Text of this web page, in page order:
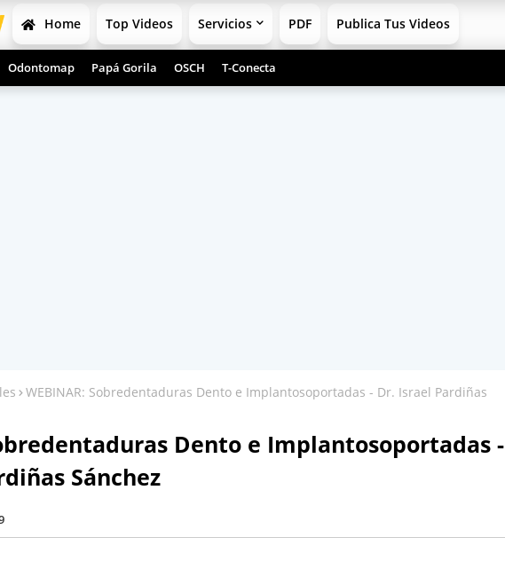
Home Top Videos Servicios PDF Publica Tus Videos
Odontomap Papá Gorila OSCH T-Conecta
WEBINAR: Sobredentaduras Dento e Implantosoportadas - Dr. Israel Pardiñas
Dento e Implantosoportadas -
Sánchez